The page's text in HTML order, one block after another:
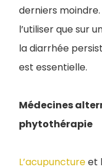
derniers
l’utiliser que sur
la diarrhée
est essentielle.
Médecines
phytothérapie
L’acupunctureet